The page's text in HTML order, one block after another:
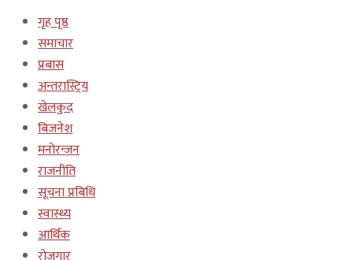
गृह पृष्ठ
समाचार
प्रबास
अन्तरास्ट्रिय
खेलकुद
बिजनेश
मनोरन्जन
राजनीति
सूचना प्रबिधि
स्वास्थ्य
आर्थिक